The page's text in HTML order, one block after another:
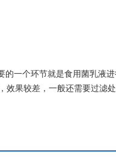
的一个环节就是食用菌乳液
效果较差，一般还需要过滤